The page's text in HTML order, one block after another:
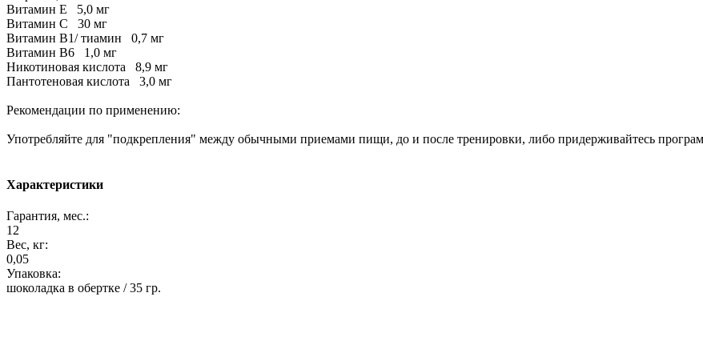
Витамин E 5,0 мг
Витамин C 30 мг
Витамин B1/ тиамин 0,7 мг
Витамин В6 1,0 мг
Никотиновая кислота 8,9 мг
Пантотеновая кислота 3,0 мг
Рекомендации по применению:
Употребляйте для "подкрепления" между обычными приемами пищи, до и после тренировки, либо придерживайтесь
Характеристики
Гарантия, мес.:
12
Вес, кг:
0,05
Упаковка:
шоколадка в обертке / 35 гр.